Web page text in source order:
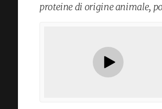
proteine di origine animale,